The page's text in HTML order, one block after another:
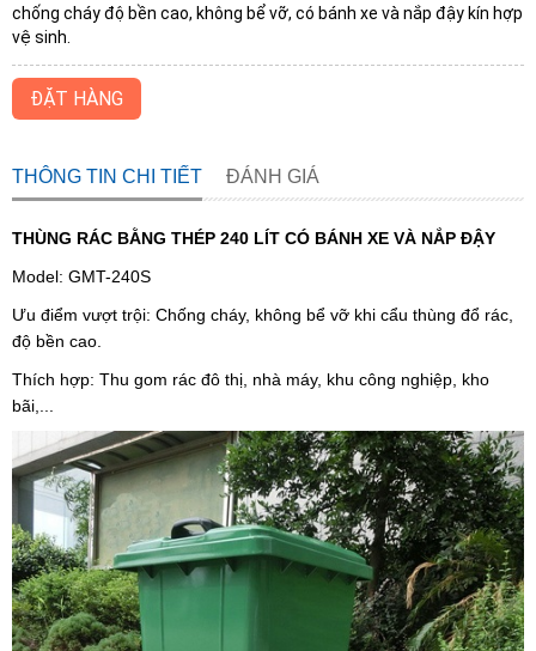
chống cháy độ bền cao, không bể vỡ, có bánh xe và nắp đậy kín hợp
vệ sinh.
ĐẶT HÀNG
THÔNG TIN CHI TIẾT ĐÁNH GIÁ
THÙNG RÁC BẰNG THÉP 240 LÍT CÓ BÁNH XE VÀ NẮP ĐẬY
Model: GMT-240S
Ưu điểm vượt trội: Chống cháy, không bể vỡ khi cẩu thùng đổ rác,
độ bền cao.
Thích hợp: Thu gom rác đô thị, nhà máy, khu công nghiệp, kho
bãi,...